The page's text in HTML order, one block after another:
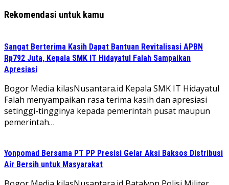
Rekomendasi untuk kamu
Sangat Berterima Kasih Dapat Bantuan Revitalisasi APBN
Rp792 Juta, Kepala SMK IT Hidayatul Falah Sampaikan
Apresiasi
Bogor Media kilasNusantara.id Kepala SMK IT Hidayatul
Falah menyampaikan rasa terima kasih dan apresiasi
setinggi-tingginya kepada pemerintah pusat maupun
pemerintah…
Yonpomad Bersama PT PP Presisi Gelar Aksi Baksos Distribusi
Air Bersih untuk Masyarakat